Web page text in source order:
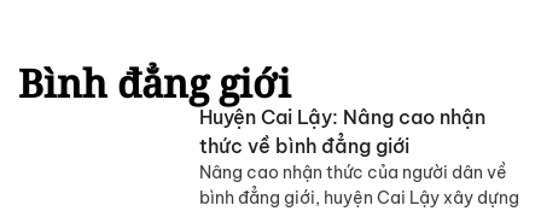
an toàn.
Tiến sĩ, Bác sĩ Nguyễn Văn Dương, Tỉnh
ủy viên, Giám đốc Sở Y tế Đồng Tháp.
Bình đẳng giới
Huyện Cai Lậy: Nâng cao nhận
thức về bình đẳng giới
Nâng cao nhận thức của người dân về
bình đẳng giới, huyện Cai Lậy xây dựng